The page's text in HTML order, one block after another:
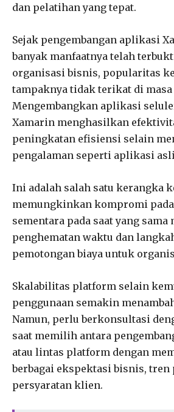
dan pelatihan yang tepat.
Sejak pengembangan aplikasi
banyak manfaatnya telah
organisasi bisnis, popularitas
tampaknya tidak terikat di masa
Mengembangkan aplikasi
Xamarin menghasilkan
peningkatan efisiensi selain
pengalaman seperti aplikasi
Ini adalah salah satu kerangka
memungkinkan kompromi
sementara pada saat yang sama
penghematan waktu dan
pemotongan biaya untuk
Skalabilitas platform selain
penggunaan semakin
Namun, perlu berkonsultasi
saat memilih antara
atau lintas platform dengan
berbagai ekspektasi bisnis, tren
persyaratan klien.